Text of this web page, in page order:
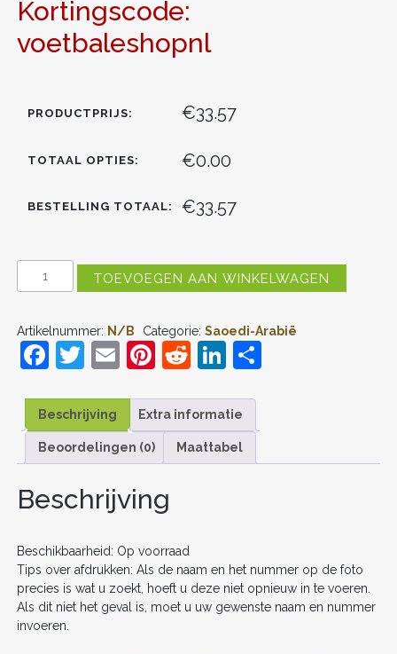
Kortingscode:
voetbaleshopnl
PRODUCTPRIJS: €33.57
TOTAAL OPTIES: €0.00
BESTELLING TOTAAL: €33.57
ARABIË
WK
2026
VOETBALTENUE
AANTAL
TOEVOEGEN AAN WINKELWAGEN
Artikelnummer: N/B Categorie: Saoedi-Arabië
F
c
e
b
o
k
T
itt
er
E
ai
l
Pi
er
e
st
R
d
di
t
Li
k
e
dI
D
Beschrijving Extra informatie
Beoordelingen (0) Maattabel
Beschrijving
Beschikbaarheid: Op voorraad
Tips over afdrukken: Als de naam en het nummer op de foto
precies is wat u zoekt, hoeft u deze niet opnieuw in te voeren.
Als dit niet het geval is, moet u uw gewenste naam en nummer
invoeren.